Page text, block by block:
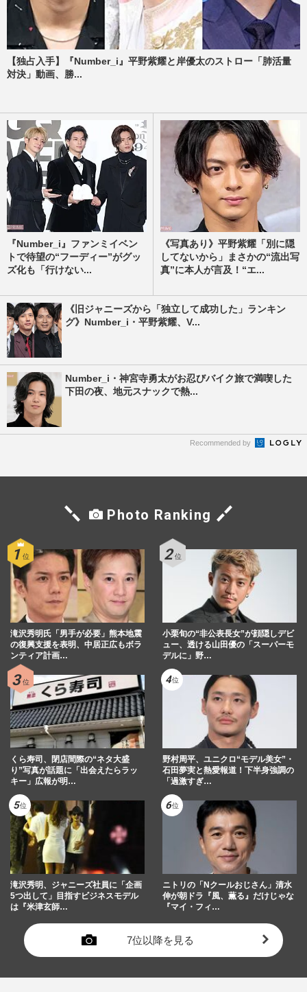
【独占入手】『Number_i』平野紫耀と岸優太のストロー「肺活量
対決」動画、勝...
『Number_i』ファンミイベン
トで待望の“フーディー”がグッ
ズ化も「行けない...
《写真あり》平野紫耀「別に隠
してないから」まさかの“流出写
真”に本人が言及！“エ...
《旧ジャニーズから「独立して成功した」ランキン
グ》Number_i・平野紫耀、V...
Number_i・神宮寺勇太がお忍びバイク旅で満喫した
下田の夜、地元スナックで熱...
Recommended by
Photo Ranking
滝沢秀明氏「男手が必要」熊本地震
の復興支援を表明、中居正広もボラ
ンティア計画…
小栗旬の“非公表長女”が顔隠しデビ
ュー、透ける山田優の「スーパーモ
デルに」野…
くら寿司、閉店間際の“ネタ大盛
り”写真が話題に「出会えたらラッ
キー」広報が明…
野村周平、ユニクロ“モデル美女”・
石田夢実と熱愛報道！下半身強調の
「過激すぎ…
滝沢秀明、ジャニーズ社員に「企画
5つ出して」目指すビジネスモデル
は『米津玄師…
ニトリの「Nクールおじさん」清水
伸が朝ドラ『風、薫る』だけじゃな
『マイ・フィ…
7位以降を見る